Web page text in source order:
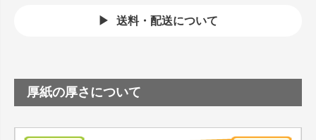
送料・配送について
厚紙の厚さについて